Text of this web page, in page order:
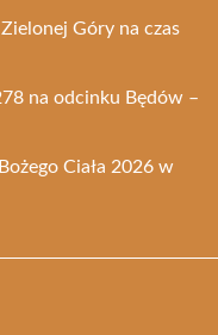
Góry na czas
na odcinku Będów –
Ciała 2026 w